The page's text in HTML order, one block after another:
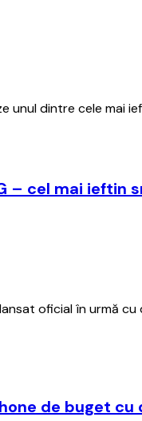
unul dintre cele mai
– cel mai ieftin
oficial în urmă
de buget